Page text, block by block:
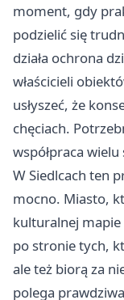
moment, gdy
podzielić się
działa ochrona
właścicieli
usłyszeć, że
chęciach.
współpraca
W Siedlcach ten
mocno. Miasto,
kulturalnej mapie
po stronie tych,
ale też biorą za
polega